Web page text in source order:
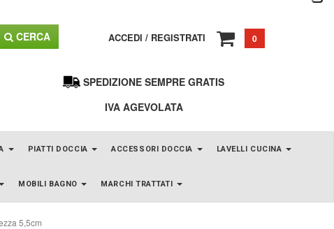
CERCA ACCEDI / REGISTRATI 0
SPEDIZIONE SEMPRE GRATIS
IVA AGEVOLATA
PIATTI DOCCIA ACCESSORI DOCCIA LAVELLI CUCINA
MOBILI BAGNO MARCHI TRATTATI
5,5cm